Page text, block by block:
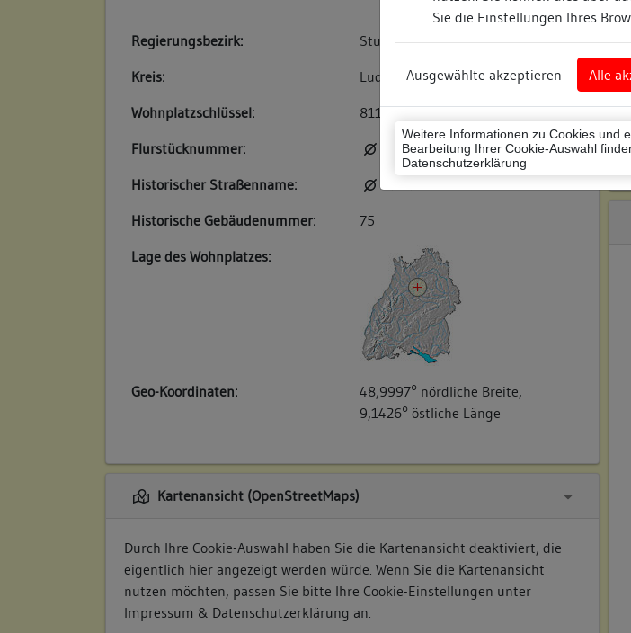
Sie die Einstellungen Ihres
Ausgewählte akzeptieren Alle
Weitere Informationen zu Cookies und
Bearbeitung Ihrer Cookie-Auswahl
Datenschutzerklärung
Regierungsbezirk:
Stuttgart
Kreis:
Ludwigsburg (Landkreis)
Wohnplatzschlüssel:
8118007001
Flurstücknummer:
keine
Historischer Straßenname:
keiner
Historische Gebäudenummer:
75
Lage des Wohnplatzes:
Geo-Koordinaten:
48,9997° nördliche Breite,
9,1426° östliche Länge
Kartenansicht (OpenStreetMaps)
Durch Ihre Cookie-Auswahl haben Sie die Kartenansicht deaktiviert, die
eigentlich hier angezeigt werden würde. Wenn Sie die Kartenansicht
nutzen möchten, passen Sie bitte Ihre Cookie-Einstellungen unter
Impressum & Datenschutzerklärung an.